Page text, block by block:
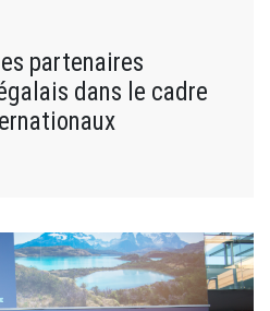
partenaires
dans le cadre